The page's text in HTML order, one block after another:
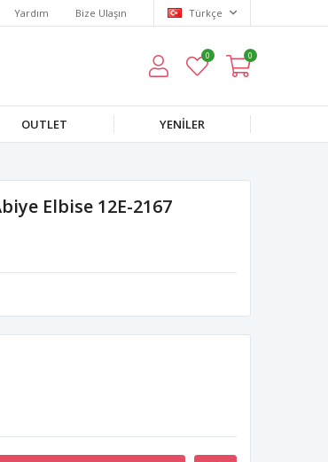
Yardım Bize Ulaşın Türkçe
0 0
OUTLET YENILER
Elbise 12E-2167